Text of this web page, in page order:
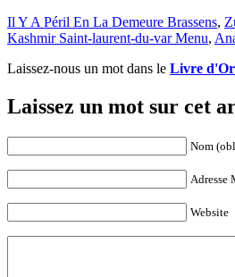
Il Y A Péril En La Demeure Brassens,
Kashmir Saint-laurent-du-var Menu,
Laissez-nous un mot dans le Livre d'Or
Laissez un mot sur cet
Nom
Adresse
Website